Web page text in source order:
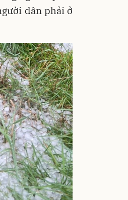
dân phải ở